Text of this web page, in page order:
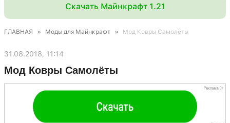
Скачать Майнкрафт 1.21
ГЛАВНАЯ » Моды для Майнкрафт » Мод Ковры Самолёты
31.08.2018, 11:14
Мод Ковры Самолёты